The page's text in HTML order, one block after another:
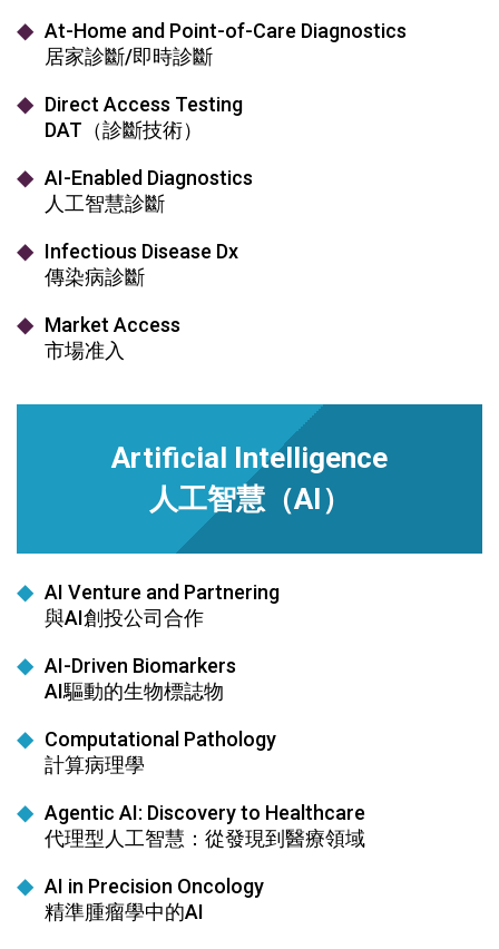
At-Home and Point-of-Care Diagnostics
居家診斷/即時診斷
Direct Access Testing
DAT（診斷技術）
AI-Enabled Diagnostics
人工智慧診斷
Infectious Disease Dx
傳染病診斷
Market Access
市場准入
Artificial Intelligence
人工智慧（AI）
AI Venture and Partnering
與AI創投公司合作
AI-Driven Biomarkers
AI驅動的生物標誌物
Computational Pathology
計算病理學
Agentic AI: Discovery to Healthcare
代理型人工智慧：從發現到醫療領域
AI in Precision Oncology
精準腫瘤學中的AI